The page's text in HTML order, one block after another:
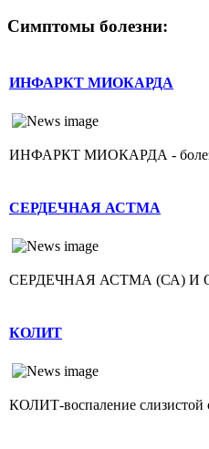
Симптомы болезни:
ИНФАРКТ МИОКАРДА
ИНФАРКТ МИОКАРДА - болезнь
СЕРДЕЧНАЯ АСТМА
СЕРДЕЧНАЯ АСТМА (СА) И
КОЛИТ
КОЛИТ-воспаление слизистой